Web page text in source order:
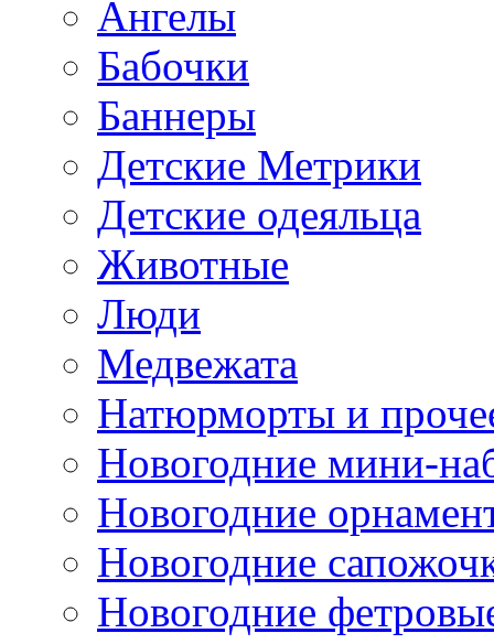
Ангелы
Бабочки
Баннеры
Детские Метрики
Детские одеяльца
Животные
Люди
Медвежата
Натюрморты и
Новогодние мини-
Новогодние
Новогодние
Новогодние